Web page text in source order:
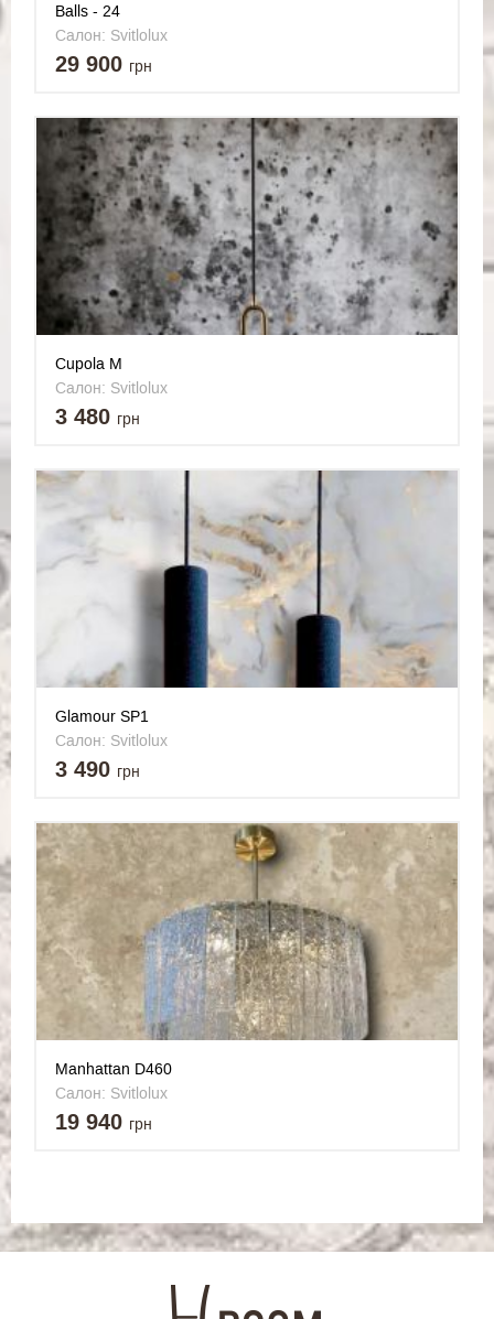
Balls - 24
Салон: Svitlolux
29 900 грн
Cupola M
Салон: Svitlolux
3 480 грн
Glamour SP1
Салон: Svitlolux
3 490 грн
Manhattan D460
Салон: Svitlolux
19 940 грн